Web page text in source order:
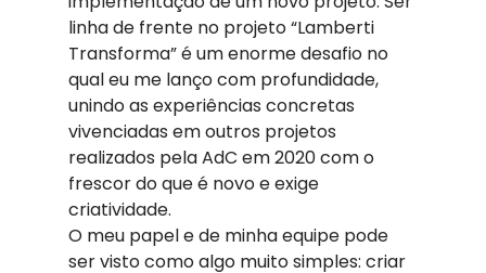
linha de frente no projeto “Lamberti
Transforma” é um enorme desafio no
qual eu me lanço com profundidade,
unindo as experiências concretas
vivenciadas em outros projetos
realizados pela AdC em 2020 com o
frescor do que é novo e exige
criatividade.
O meu papel e de minha equipe pode
ser visto como algo muito simples: criar